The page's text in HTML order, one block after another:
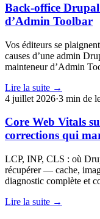
Back-office
d’Admin Toolbar
Vos éditeurs se
causes d’une admin
mainteneur d’Admin
Lire la suite →
4 juillet 2026·3 min de
Core Web Vitals
corrections qui
LCP, INP, CLS : où
récupérer — cache,
diagnostic complète et
Lire la suite →